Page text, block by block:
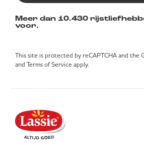
Meer dan 10.430
voor.
This site is protected by reCAPTCHA and the
and Terms of Service apply.